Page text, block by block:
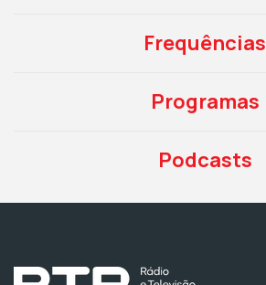
Frequências
Programas
Podcasts